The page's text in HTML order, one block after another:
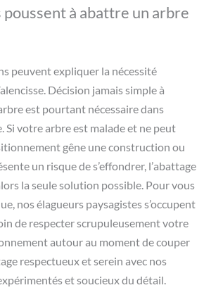
à abattre un arbre
peuvent expliquer la nécessité
Décision jamais simple à
est pourtant nécessaire dans
Si votre arbre est malade et ne peut
gêne une construction ou
un risque de s’effondrer, l’abattage
la seule solution possible. Pour vous
nos élagueurs paysagistes s’occupent
de respecter scrupuleusement votre
autour au moment de couper
respectueux et serein avec nos
et soucieux du détail.